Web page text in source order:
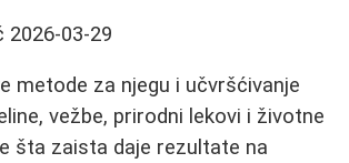
2026-03-29
metode za njegu i učvršćivanje
vežbe, prirodni lekovi i životne
šta zaista daje rezultate na